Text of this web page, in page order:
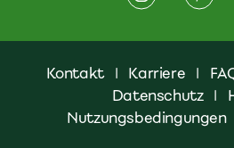
Kontakt | Karriere |
Datenschutz |
Nutzungsbedingungen